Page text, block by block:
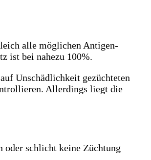
alle möglichen Antigen-
ist bei nahezu 100%.
Unschädlichkeit gezüchteten
Allerdings liegt die
schlicht keine Züchtung